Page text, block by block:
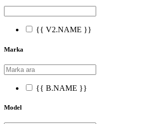
{{ V2.NAME }}
Marka
{{ B.NAME }}
Model